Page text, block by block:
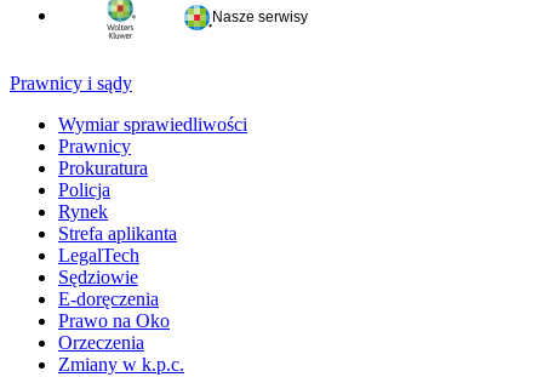
Nasze serwisy
Prawnicy i sądy
Wymiar sprawiedliwości
Prawnicy
Prokuratura
Policja
Rynek
Strefa aplikanta
LegalTech
Sędziowie
E-doręczenia
Prawo na Oko
Orzeczenia
Zmiany w k.p.c.